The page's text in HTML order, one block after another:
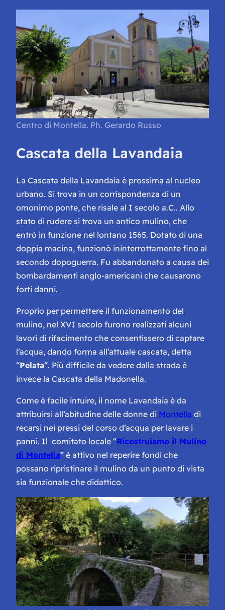
Centro di Montella. Ph. Gerardo Russo
Cascata della Lavandaia
La Cascata della Lavandaia è prossima al nucleo
urbano. Si trova in un corrispondenza di un
omonimo ponte, che risale al I secolo a.C.. Allo
stato di rudere si trova un antico mulino, che
entrò in funzione nel lontano 1565. Dotato di una
doppia macina, funzionò ininterrottamente fino al
secondo dopoguerra. Fu abbandonato a causa dei
bombardamenti anglo-americani che causarono
forti danni.
Proprio per permettere il funzionamento del
mulino, nel XVI secolo furono realizzati alcuni
lavori di rifacimento che consentissero di captare
l’acqua, dando forma all’attuale cascata, detta
“Pelata“. Più difficile da vedere dalla strada è
invece la Cascata della Madonella.
Come è facile intuire, il nome Lavandaia è da
attribuirsi all’abitudine delle donne di Montella di
recarsi nei pressi del corso d’acqua per lavare i
panni. Il comitato locale “Ricostruiamo il Mulino
di Montella” è attivo nel reperire fondi che
possano ripristinare il mulino da un punto di vista
sia funzionale che didattico.